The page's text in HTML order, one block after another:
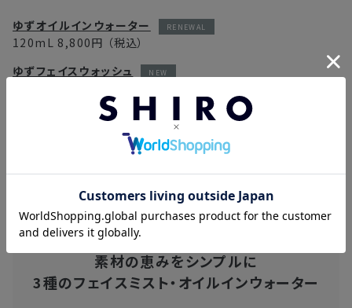
ゆずオイルインウォーター
120mL 8,800円 （税込）
ゆずフェイスウォッシュ
ゆずオイルインセラム
（税込）
120mL5,500円（税込）
素材の恵みをシンプルに
3種のフェイスミスト・オイルインウォーター